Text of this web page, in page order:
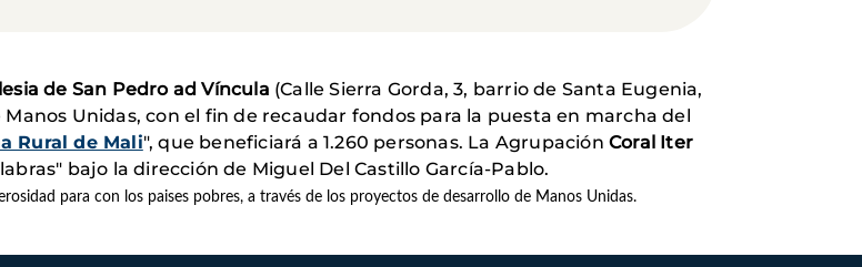
de San Pedro ad Víncula (Calle Sierra Gorda, 3, barrio de Santa Eugenia,
Unidas, con el fin de recaudar fondos para la puesta en marcha del
Rural de Mali", que beneficiará a 1.260 personas. La AgrupaciónCoral Iter
bajo la dirección de Miguel Del Castillo García-Pablo.
para con los paises pobres, a través de los proyectos de desarrollo de Manos Unidas.